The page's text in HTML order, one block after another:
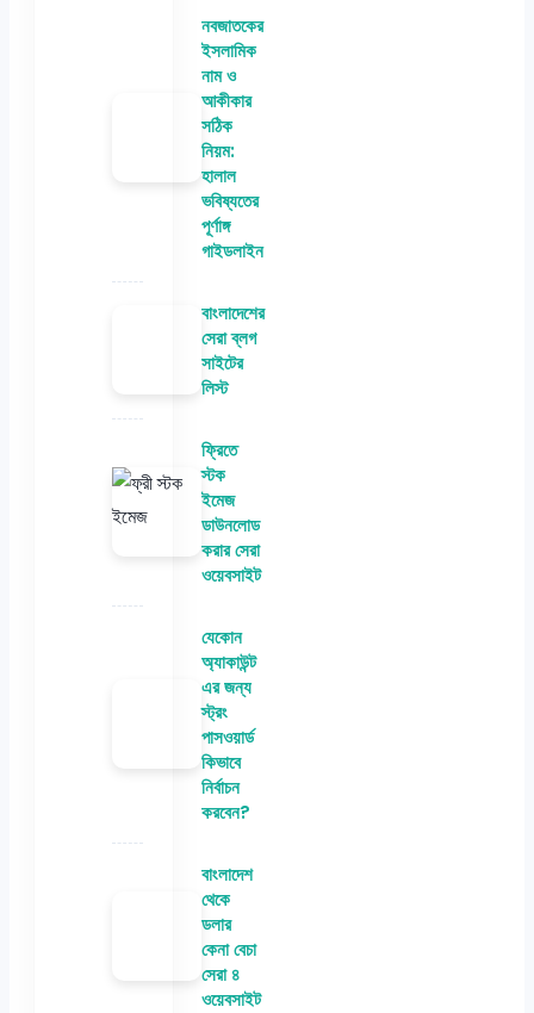
নবজাতকের
ইসলামিক
নাম ও
আকীকার
সঠিক
নিয়ম:
হালাল
ভবিষ্যতের
পূর্ণাঙ্গ
গাইডলাইন
বাংলাদেশের
সেরা ব্লগ
সাইটের
লিস্ট
ফ্রিতে
স্টক
ইমেজ
ডাউনলোড
করার সেরা
ওয়েবসাইট
যেকোন
অ্যাকাউন্ট
এর জন্য
স্ট্রং
পাসওয়ার্ড
কিভাবে
নির্বাচন
করবেন?
বাংলাদেশ
থেকে
ডলার
কেনা বেচা
সেরা ৪
ওয়েবসাইট